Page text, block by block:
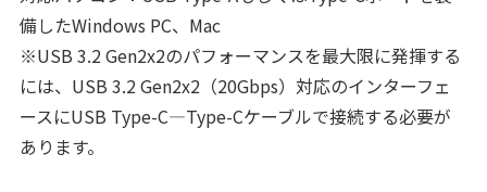
備したWindows PC、Mac
※USB 3.2 Gen2x2のパフォーマンスを最大限に発揮する
には、USB 3.2 Gen2x2（20Gbps）対応のインターフェ
ースにUSB Type-C―Type-Cケーブルで接続する必要が
あります。